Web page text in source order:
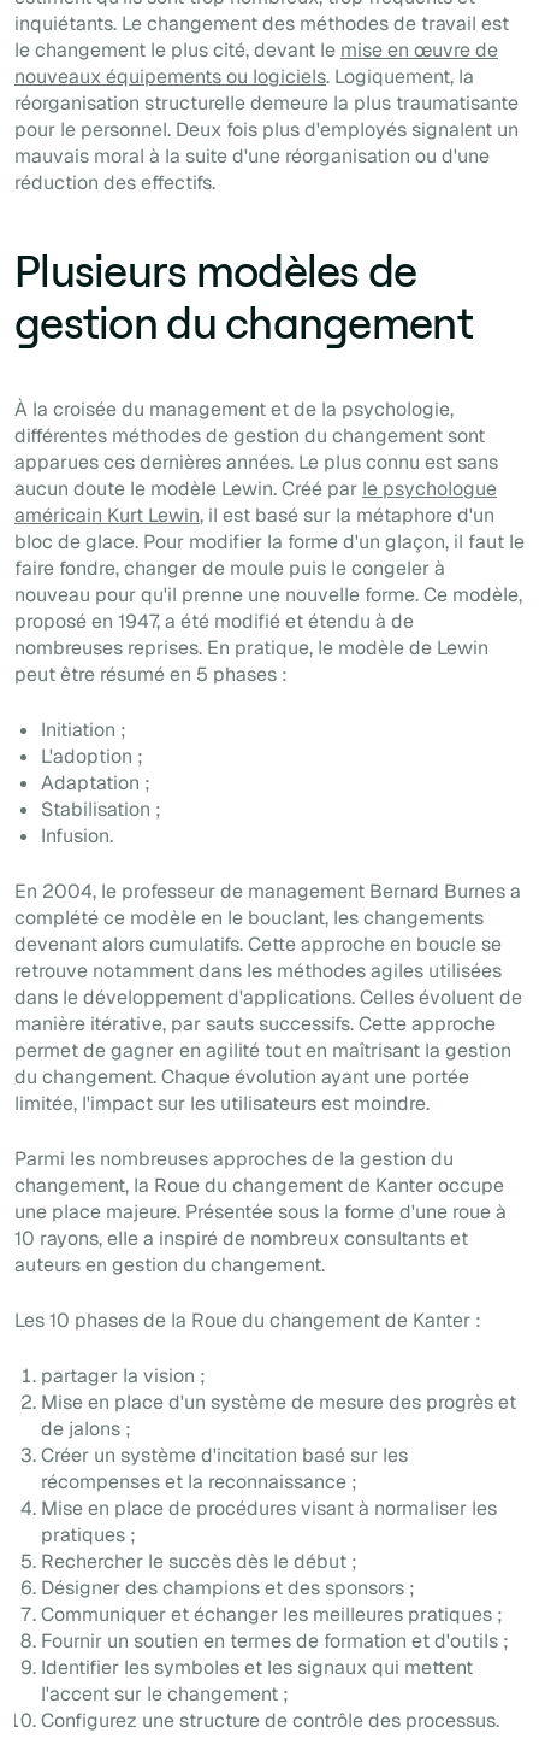
inquiétants. Le changement des méthodes de travail est
le changement le plus cité, devant le mise en œuvre de
nouveaux équipements ou logiciels. Logiquement, la
réorganisation structurelle demeure la plus traumatisante
pour le personnel. Deux fois plus d'employés signalent un
mauvais moral à la suite d'une réorganisation ou d'une
réduction des effectifs.
Plusieurs modèles de
gestion du changement
À la croisée du management et de la psychologie,
différentes méthodes de gestion du changement sont
apparues ces dernières années. Le plus connu est sans
aucun doute le modèle Lewin. Créé par le psychologue
américain Kurt Lewin, il est basé sur la métaphore d'un
bloc de glace. Pour modifier la forme d'un glaçon, il faut le
faire fondre, changer de moule puis le congeler à
nouveau pour qu'il prenne une nouvelle forme. Ce modèle,
proposé en 1947, a été modifié et étendu à de
nombreuses reprises. En pratique, le modèle de Lewin
peut être résumé en 5 phases :
Initiation ;
L'adoption ;
Adaptation ;
Stabilisation ;
Infusion.
En 2004, le professeur de management Bernard Burnes a
complété ce modèle en le bouclant, les changements
devenant alors cumulatifs. Cette approche en boucle se
retrouve notamment dans les méthodes agiles utilisées
dans le développement d'applications. Celles évoluent de
manière itérative, par sauts successifs. Cette approche
permet de gagner en agilité tout en maîtrisant la gestion
du changement. Chaque évolution ayant une portée
limitée, l'impact sur les utilisateurs est moindre.
Parmi les nombreuses approches de la gestion du
changement, la Roue du changement de Kanter occupe
une place majeure. Présentée sous la forme d'une roue à
10 rayons, elle a inspiré de nombreux consultants et
auteurs en gestion du changement.
Les 10 phases de la Roue du changement de Kanter :
partager la vision ;
Mise en place d'un système de mesure des progrès et
de jalons ;
Créer un système d'incitation basé sur les
récompenses et la reconnaissance ;
Mise en place de procédures visant à normaliser les
pratiques ;
Rechercher le succès dès le début ;
Désigner des champions et des sponsors ;
Communiquer et échanger les meilleures pratiques ;
Fournir un soutien en termes de formation et d'outils ;
Identifier les symboles et les signaux qui mettent
l'accent sur le changement ;
Configurez une structure de contrôle des processus.